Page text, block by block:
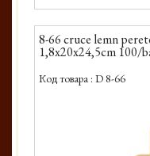
8-66 cruce lemn
1,8x20x24,5cm 100/
Код товара : D 8-66